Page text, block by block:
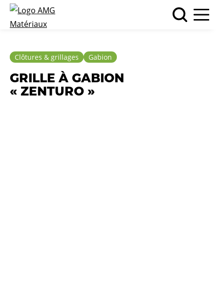
Clôtures & grillages Gabion
GRILLE À GABION
« ZENTURO »